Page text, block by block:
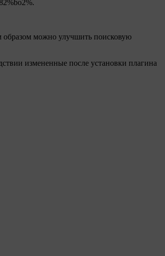
образом можно улучшить поисковую
измененные после установки плагина